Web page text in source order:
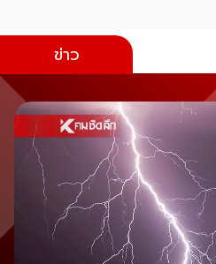
ข่าว